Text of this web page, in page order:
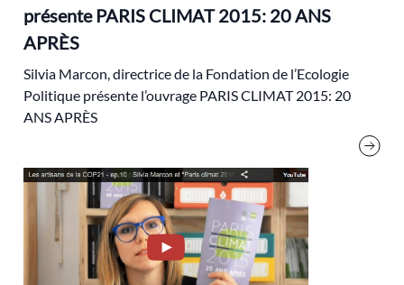
présente PARIS CLIMAT 2015: 20 ANS
APRÈS
Silvia Marcon, directrice de la Fondation de l’Ecologie
Politique présente l’ouvrage PARIS CLIMAT 2015: 20
ANS APRÈS
post-croissance
post-urbain
prix du livre
Progrès
prolifération
PSU
Rassemblement National
régionalisme
Religion